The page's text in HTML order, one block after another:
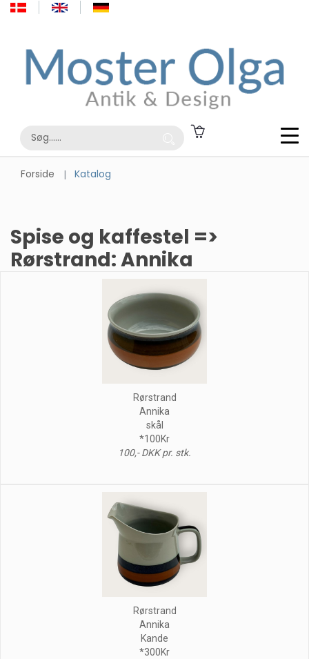
Forside Katalog
Spise og kaffestel =>
Rørstrand: Annika
Rørstrand
Annika
skål
*100Kr
100,- DKK pr. stk.
Rørstrand
Annika
Kande
*300Kr